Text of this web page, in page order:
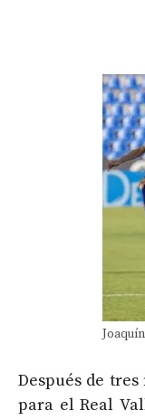
Después de
para el Real